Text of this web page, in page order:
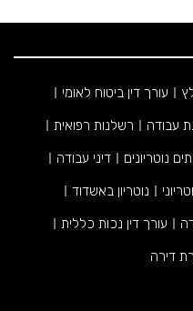
עורך דין ביטוח לאומי
עבודה
רשלנות רפואית
נוטריונים
דיני עבודה
נוטריון באשדוד
עורך דין נכות כללית
דירה